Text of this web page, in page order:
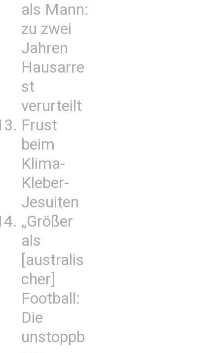
als Mann:
zu zwei
Jahren
Hausarre
st
verurteilt
Frust
beim
Klima-
Kleber-
Jesuiten
„Größer
als
[australis
cher]
Football:
Die
unstoppb